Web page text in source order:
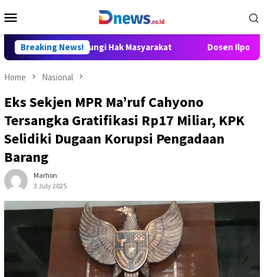
to
Menu
Breaking News!
dan Lindungi Hak Masyarakat Dosen Ilpol USU: RUU
Home Nasional
Eks Sekjen MPR Ma’ruf Cahyono
Tersangka Gratifikasi Rp17 Miliar, KPK
Selidiki Dugaan Korupsi Pengadaan
Barang
Marhon
3 July 2025